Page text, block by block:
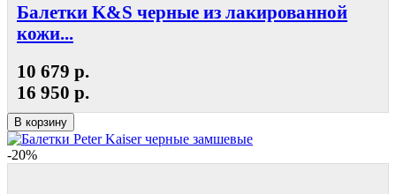
Балетки K&S черные из лакированной
кожи...
10 679 р.
16 950 р.
В корзину
-20%